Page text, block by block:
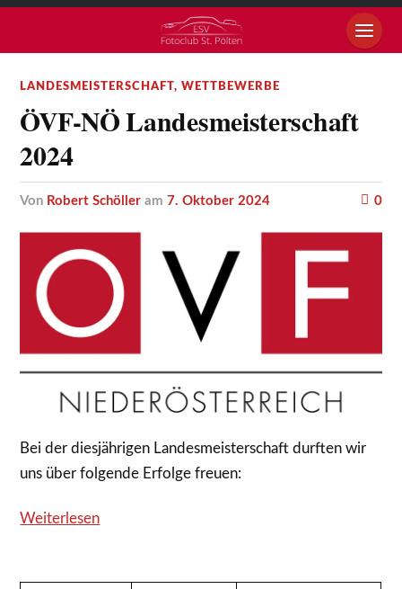
LANDESMEISTERSCHAFT,WETTBEWERBE
ÖVF-NÖ Landesmeisterschaft
2024
von Robert Schöller am 7. Oktober 2024 0
Bei der diesjährigen Landesmeisterschaft durften wir
uns über folgende Erfolge freuen:
Weiterlesen